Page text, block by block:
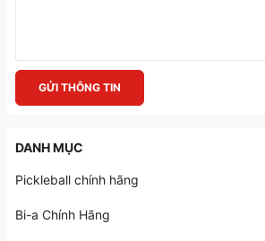
GỬI THÔNG TIN
DANH MỤC
Pickleball chính hãng
Bi-a Chính Hãng